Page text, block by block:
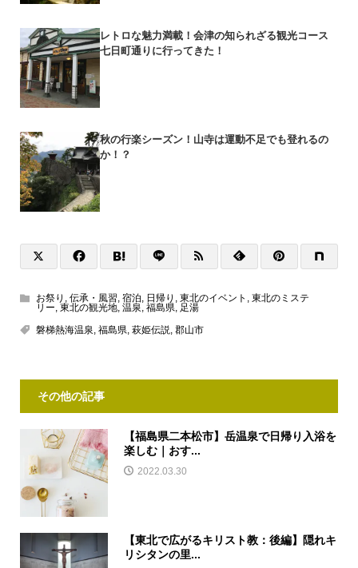
レトロな魅力満載！会津の知られざる観光コース
七日町通りに行ってきた！
秋の行楽シーズン！山寺は運動不足でも登れるの
か！？
お祭り 伝承・風習 宿泊 日帰り 東北のイベント
東北のミステ
リー 東北の観光地, 温泉 福島県
足湯
磐梯熱海温泉 福島県 萩姫伝説 郡山市
その他の記事
【福島県二本松市】岳温泉で日帰り入浴を
楽しむ｜おす...
2022.03.30
【東北で広がるキリスト教：後編】隠れキ
リシタンの里...